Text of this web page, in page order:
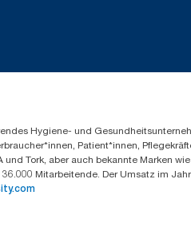
Hygiene- und
Patient*innen,
Tork, aber auch bekannte Marken
Mitarbeitende. Der Umsatz im